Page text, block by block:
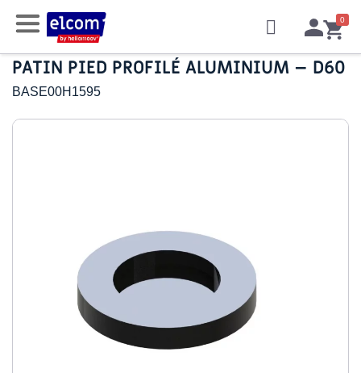
PATIN PIED PROFILÉ ALUMINIUM – D60
BASE00H1595